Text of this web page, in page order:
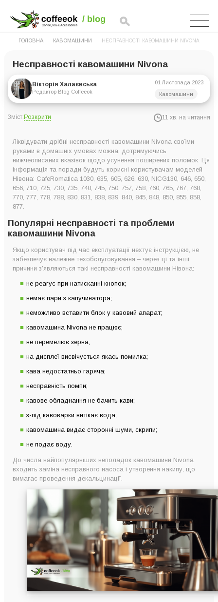
ГОЛОВНА КАВОМАШИНИ НЕСПРАВНОСТІ КАВОМАШИНИ NIVONA
Несправності кавомашини Nivona
Вікторія Халаєвська
Редактор Blog Coffeeok
01 Листопада 2023
Кавомашини
Зміст:Розкрити 11 хв. на читання
Кавомашини Нівона – несправності та способи їх усунення
Не реагує під час натискання кнопок
Немає пари з капучинатора
Неможливо вставити блок у кавовий апарат
Кавомашина Nivona не працює
Не перемелює зерна
На дисплеї висвічується якась помилка
Кава недостатньо гаряча
Несправність помпи
Кавове обладнання не бачить кави
З-під кавоварки витікає вода
Кавомашина видає сторонні шуми, скрипи
Не подає воду
Не виходить самостійно усунути поломку або помилку?
Ліквідувати дрібні несправності кавомашини Nivona своїми
руками в домашніх умовах можна, дотримуючись
нижчеописаних вказівок щодо усунення поширених поломок. Ця
інформація та поради будуть корисні користувачам моделей
Нівона: CafeRomatica 1030, 635, 605, 626, 630, NICG130, 646, 650,
656, 710, 725, 730, 735, 740, 745, 750, 757, 758, 760, 765, 767, 768,
770, 777, 778, 788, 830, 831, 838, 839, 840, 845, 848, 850, 855, 858,
877.
Популярні несправності та проблеми
кавомашини Nivona
Якщо користувач під час експлуатації нехтує інструкцією, не
забезпечує належне техобслуговування – через ці та інші
причини з’являються такі несправності кавомашини Нівона:
не реагує при натисканні кнопок;
немає пари з капучинатора;
неможливо вставити блок у кавовий апарат;
кавомашина Nivona не працює;
не перемелює зерна;
на дисплеї висвічується якась помилка;
кава недостатньо гаряча;
несправність помпи;
кавове обладнання не бачить кави;
з-під кавоварки витікає вода;
кавомашина видає сторонні шуми, скрипи;
не подає воду.
До числа найпопулярніших неполадок кавомашини Nivona
входить заміна несправного насоса і утворення накипу, що
вимагає проведення декальцинації.